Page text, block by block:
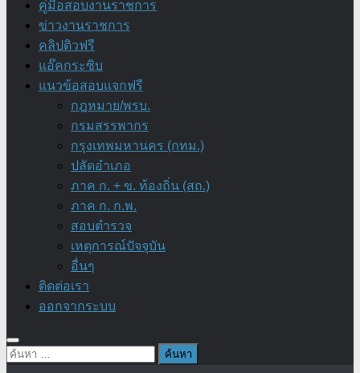
คู่มือสอบงานราชการ
ข่าวงานราชการ
คลิปติวฟรี
แอ๊คกระซิบ
แนวข้อสอบแจกฟรี
กฎหมาย/พรบ.
กรมสรรพากร
กรุงเทพมหานคร (กทม.)
ปลัดอำเภอ
ภาค ก. + ข. ท้องถิ่น (สถ.)
ภาค ก. ก.พ.
สอบตำรวจ
เหตุการณ์ปัจจุบัน
อื่นๆ
ติดต่อเรา
ออกจากระบบ
ค้นหา